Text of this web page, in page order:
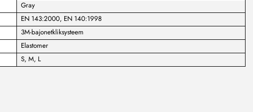
Gray
EN 143:2000, EN 140:1998
3M-bajonetkliksysteem
Elastomer
S, M, L